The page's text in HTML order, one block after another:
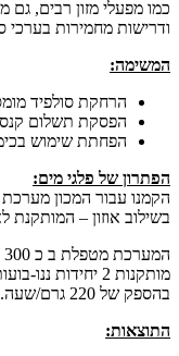
כמו מפעלי מזון רבים, גם
ודרישות מחמירות בערכי
המשימה:
הרחקת סולפיד
הפסקת תשלום
הפחתת שימוש
הפתרון של פלגי מים:
בשילוב אוזון – המותקנת
בהספק של 220 גרם/שעה.
התוצאות: